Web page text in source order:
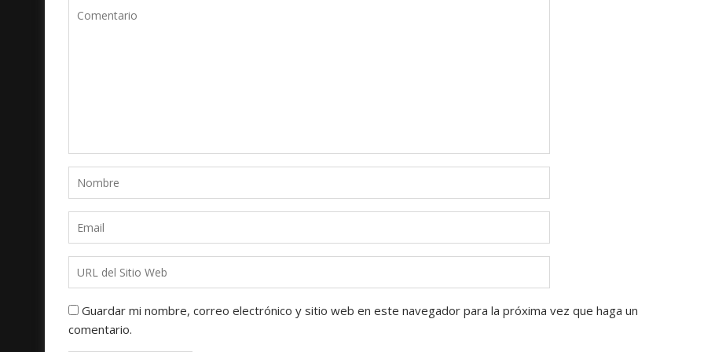
Guardar mi nombre, correo electrónico y sitio web en este navegador para la próxima vez que haga un
comentario.